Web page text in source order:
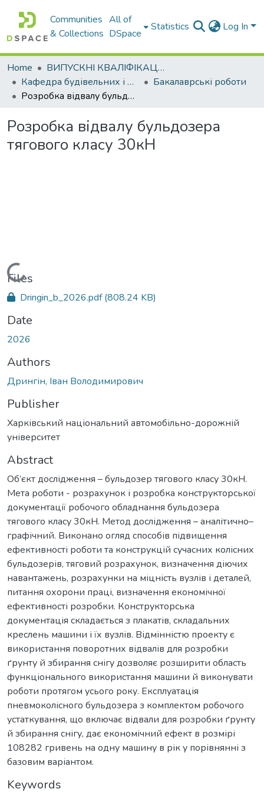
Communities
& Collections
All of
DSpace
Statistics Log In
Home
ВИПУСКНІ КВАЛІФІКАЦІЙНІ РОБОТИ
Кафедра будівельних і дорожніх машин
Бакалаврські роботи
Розробка відвалу бульдозера тягового класу 30кН
Розробка відвалу бульдозера
тягового класу 30кН
Loading...
Files
Dringin_b_2026.pdf(808.24 KB)
Date
2026
Authors
Дрингін, Іван Володимирович
Publisher
Харківський національний автомобільно-дорожній
університет
Abstract
Об’єкт дослідження – бульдозер тягового класу 30кН.
Мета роботи - розрахунок і розробка конструкторської
документації робочого обладнання бульдозера
тягового класу 30кН. Метод дослідження – аналітично–
графічний. Виконано огляд способів підвищення
ефективності роботи та конструкцій сучасних колісних
бульдозерів, тяговий розрахунок, визначення діючих
навантажень, розрахунки на міцність вузлів і деталей,
питання охорони праці, визначення економічної
ефективності розробки. Конструкторська
документація складається з плакатів, складальних
креслень машини і їх вузлів. Відмінністю проекту є
використання поворотних відвалів для розробки
ґрунту й збирання снігу дозволяє розширити область
функціонального використання машини й виконувати
роботи протягом усього року. Експлуатація
пневмоколісного бульдозера з комплектом робочого
устаткування, що включає відвали для розробки ґрунту
й збирання снігу, дає економічний ефект в розмірі
108282 гривень на одну машину в рік у порівнянні з
базовим варіантом.
Keywords